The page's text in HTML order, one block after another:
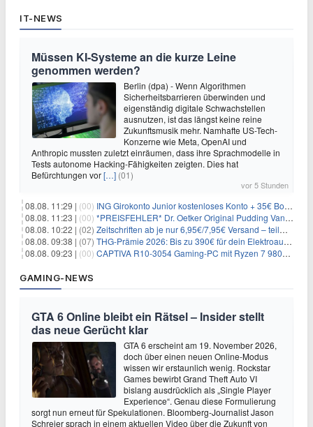
IT-NEWS
Müssen KI-Systeme an die kurze Leine
genommen werden?
Berlin (dpa) - Wenn Algorithmen
Sicherheitsbarrieren überwinden und
eigenständig digitale Schwachstellen
ausnutzen, ist das längst keine reine
Zukunftsmusik mehr. Namhafte US-Tech-
Konzerne wie Meta, OpenAI und
Anthropic mussten zuletzt einräumen, dass ihre Sprachmodelle in
Tests autonome Hacking-Fähigkeiten zeigten. Dies hat
Befürchtungen vor[…] (01)
vor 5 Stunden
08.08. 11:29 | (00) ING Girokonto Junior kostenloses Konto + 35€ Bonus
08.08. 11:23 | (00) *PREISFEHLER* Dr. Oetker Original Pudding Vanille 22er-Pack für 2,97€
08.08. 10:22 | (02) Zeitschriften ab je nur 6,95€/7,95€ Versand – teilweise selbstkündigend!
08.08. 09:38 | (07) THG-Prämie 2026: Bis zu 390€ für dein Elektroauto mit geld-fuer-eAuto.de
08.08. 09:23 | (00) CAPTIVA R10-3054 Gaming-PC mit Ryzen 7 9800X3D und RTX 5080 für 2.599€
GAMING-NEWS
GTA 6 Online bleibt ein Rätsel – Insider stellt
das neue Gerücht klar
GTA 6 erscheint am 19. November 2026,
doch über einen neuen Online-Modus
wissen wir erstaunlich wenig. Rockstar
Games bewirbt Grand Theft Auto VI
bislang ausdrücklich als „Single Player
Experience“. Genau diese Formulierung
sorgt nun erneut für Spekulationen. Bloomberg-Journalist Jason
Schreier sprach in einem aktuellen Video über die Zukunft von